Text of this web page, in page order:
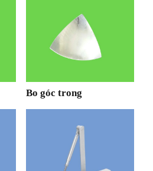
Bo góc trong